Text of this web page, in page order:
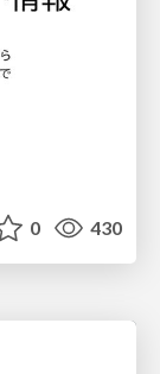
0 430